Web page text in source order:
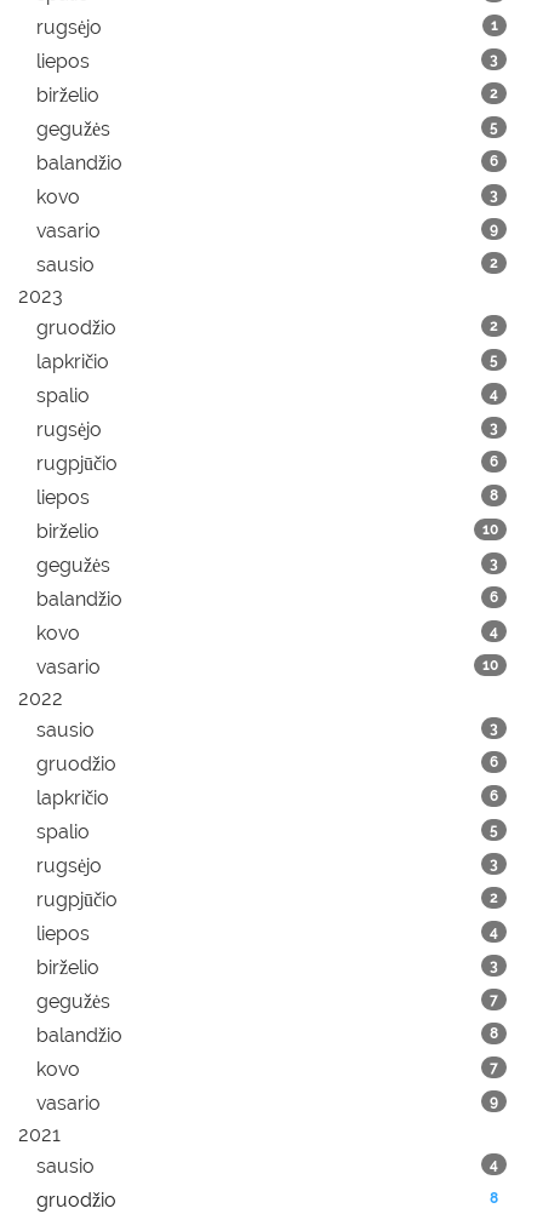
rugsėjo 1
liepos 3
birželio 2
gegužės 5
balandžio 6
kovo 3
vasario 9
sausio 2
2023
gruodžio
2
lapkričio 5
spalio 4
rugsėjo 3
rugpjūčio 6
liepos 8
birželio 10
gegužės 3
balandžio 6
kovo 4
vasario 10
2022
sausio
3
gruodžio 6
lapkričio 6
spalio 5
rugsėjo 3
rugpjūčio 2
liepos 4
birželio 3
gegužės 7
balandžio 8
kovo 7
vasario 9
2021
sausio
4
gruodžio 8